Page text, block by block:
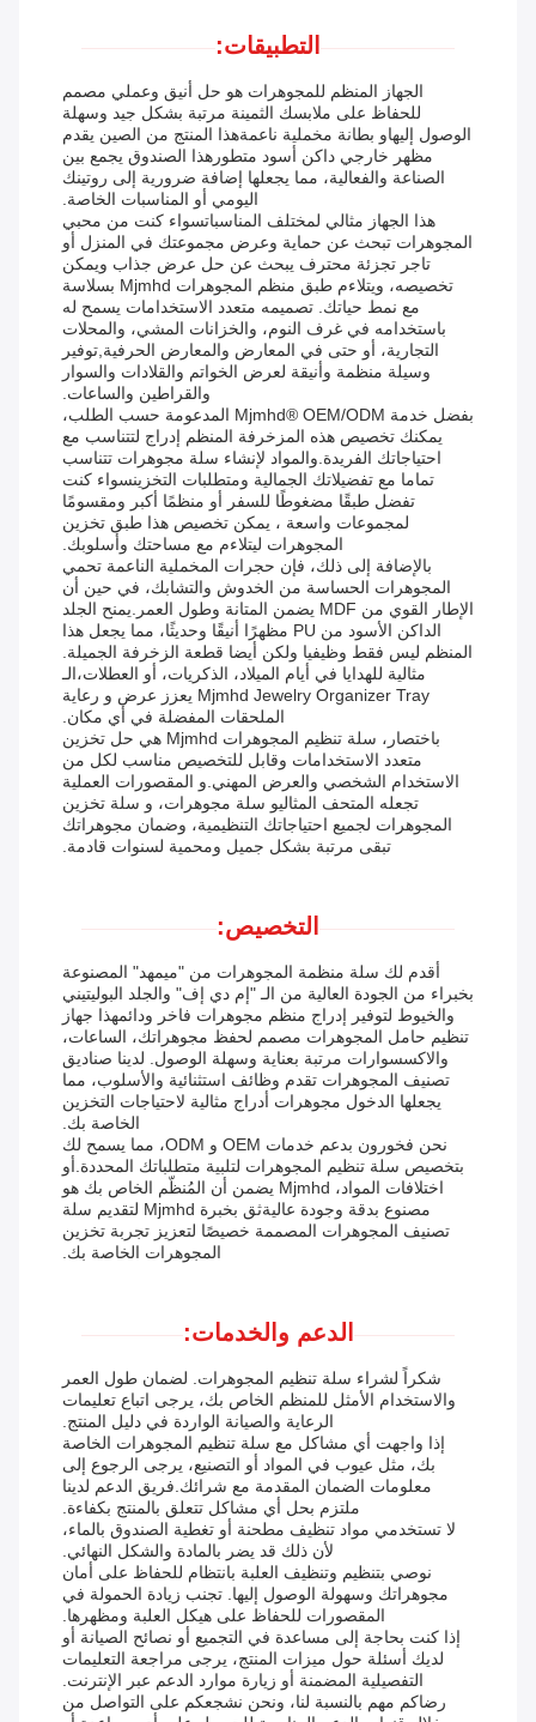
التطبيقات:
الجهاز المنظم للمجوهرات هو حل أنيق وعملي مصمم
للحفاظ على ملابسك الثمينة مرتبة بشكل جيد وسهلة
الوصول إليهاو بطانة مخملية ناعمةهذا المنتج من الصين يقدم
مظهر خارجي داكن أسود متطورهذا الصندوق يجمع بين
الصناعة والفعالية، مما يجعلها إضافة ضرورية إلى روتينك
اليومي أو المناسبات الخاصة.
هذا الجهاز مثالي لمختلف المناسباتسواء كنت من محبي
المجوهرات تبحث عن حماية وعرض مجموعتك في المنزل أو
تاجر تجزئة محترف يبحث عن حل عرض جذاب ويمكن
تخصيصه، ويتلاءم طبق منظم المجوهرات Mjmhd بسلاسة
مع نمط حياتك. تصميمه متعدد الاستخدامات يسمح له
باستخدامه في غرف النوم، والخزانات المشي، والمحلات
التجارية، أو حتى في المعارض والمعارض الحرفية,توفير
وسيلة منظمة وأنيقة لعرض الخواتم والقلادات والسوار
والقراطين والساعات.
بفضل خدمة Mjmhd® OEM/ODM المدعومة حسب الطلب،
يمكنك تخصيص هذه المزخرفة المنظم إدراج لتتناسب مع
احتياجاتك الفريدة.والمواد لإنشاء سلة مجوهرات تتناسب
تماما مع تفضيلاتك الجمالية ومتطلبات التخزينسواء كنت
تفضل طبقًا مضغوطًا للسفر أو منظمًا أكبر ومقسومًا
لمجموعات واسعة ، يمكن تخصيص هذا طبق تخزين
المجوهرات ليتلاءم مع مساحتك وأسلوبك.
بالإضافة إلى ذلك، فإن حجرات المخملية الناعمة تحمي
المجوهرات الحساسة من الخدوش والتشابك، في حين أن
الإطار القوي من MDF يضمن المتانة وطول العمر.يمنح الجلد
الداكن الأسود من PU مظهرًا أنيقًا وحديثًا، مما يجعل هذا
المنظم ليس فقط وظيفيا ولكن أيضا قطعة الزخرفة الجميلة.
مثالية للهدايا في أيام الميلاد، الذكريات، أو العطلات،الـ
Mjmhd Jewelry Organizer Tray يعزز عرض و رعاية
الملحقات المفضلة في أي مكان.
باختصار، سلة تنظيم المجوهرات Mjmhd هي حل تخزين
متعدد الاستخدامات وقابل للتخصيص مناسب لكل من
الاستخدام الشخصي والعرض المهني.و المقصورات العملية
تجعله المتحف المثاليو سلة مجوهرات، و سلة تخزين
المجوهرات لجميع احتياجاتك التنظيمية، وضمان مجوهراتك
تبقى مرتبة بشكل جميل ومحمية لسنوات قادمة.
التخصيص:
أقدم لك سلة منظمة المجوهرات من "ميمهد" المصنوعة
بخبراء من الجودة العالية من الـ "إم دي إف" والجلد البوليتيني
والخيوط لتوفير إدراج منظم مجوهرات فاخر ودائمهذا جهاز
تنظيم حامل المجوهرات مصمم لحفظ مجوهراتك، الساعات،
والاكسسوارات مرتبة بعناية وسهلة الوصول. لدينا صناديق
تصنيف المجوهرات تقدم وظائف استثنائية والأسلوب، مما
يجعلها الدخول مجوهرات أدراج مثالية لاحتياجات التخزين
الخاصة بك.
نحن فخورون بدعم خدمات OEM و ODM، مما يسمح لك
بتخصيص سلة تنظيم المجوهرات لتلبية متطلباتك المحددة.أو
اختلافات المواد، Mjmhd يضمن أن المُنظّم الخاص بك هو
مصنوع بدقة وجودة عاليةثق بخبرة Mjmhd لتقديم سلة
تصنيف المجوهرات المصممة خصيصًا لتعزيز تجربة تخزين
المجوهرات الخاصة بك.
الدعم والخدمات:
شكراً لشراء سلة تنظيم المجوهرات. لضمان طول العمر
والاستخدام الأمثل للمنظم الخاص بك، يرجى اتباع تعليمات
الرعاية والصيانة الواردة في دليل المنتج.
إذا واجهت أي مشاكل مع سلة تنظيم المجوهرات الخاصة
بك، مثل عيوب في المواد أو التصنيع، يرجى الرجوع إلى
معلومات الضمان المقدمة مع شرائك.فريق الدعم لدينا
ملتزم بحل أي مشاكل تتعلق بالمنتج بكفاءة.
لا تستخدمي مواد تنظيف مطحنة أو تغطية الصندوق بالماء،
لأن ذلك قد يضر بالمادة والشكل النهائي.
نوصي بتنظيم وتنظيف العلبة بانتظام للحفاظ على أمان
مجوهراتك وسهولة الوصول إليها. تجنب زيادة الحمولة في
المقصورات للحفاظ على هيكل العلبة ومظهرها.
إذا كنت بحاجة إلى مساعدة في التجميع أو نصائح الصيانة أو
لديك أسئلة حول ميزات المنتج، يرجى مراجعة التعليمات
التفصيلية المضمنة أو زيارة موارد الدعم عبر الإنترنت.
رضاكم مهم بالنسبة لنا، ونحن نشجعكم على التواصل من